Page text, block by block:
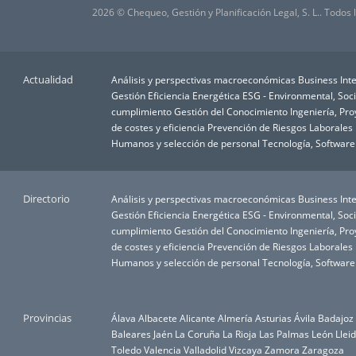
2026 © Chequeo, Gestión y Planificación Legal, S. L..
Actualidad Análisis y perspectivas macroeconómicas Business
Gestión Eficiencia Energética ESG - Environmental,
cumplimiento Gestión del Conocimiento Ingeniería,
de costes y eficiencia Prevención de Riesgos Laborales
Humanos y selección de personal Tecnología,
Directorio Análisis y perspectivas macroeconómicas Business
Gestión Eficiencia Energética ESG - Environmental,
cumplimiento Gestión del Conocimiento Ingeniería,
de costes y eficiencia Prevención de Riesgos Laborales
Humanos y selección de personal Tecnología,
Provincias Álava Albacete Alicante Almería Asturias Ávila Badajoz
Baleares Jaén La Coruña La Rioja Las Palmas León
Toledo Valencia Valladolid Vizcaya Zamora Zaragoza